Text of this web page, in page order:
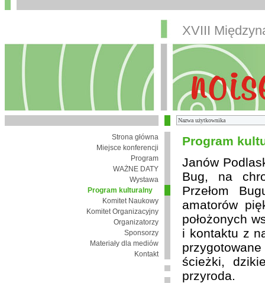
XVIII
Strona główna
Miejsce konferencji
Program
WAŻNE DATY
Wystawa
Program kulturalny
Komitet Naukowy
Komitet Organizacyjny
Organizatorzy
Sponsorzy
Materiały dla mediów
Kontakt
Program
Janów
Bug, na
Przełom
amatorów
położonych
i kontaktu z
ścieżki,
przyroda.